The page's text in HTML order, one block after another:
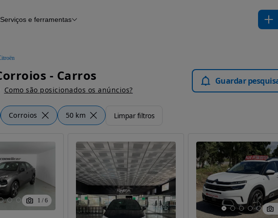
Histórico do veículo
Serviços e ferramentas
- Carros
Como são posicionados os anúncios?
Guardar
Corroios 50 km Limpar filtros
1 / 6